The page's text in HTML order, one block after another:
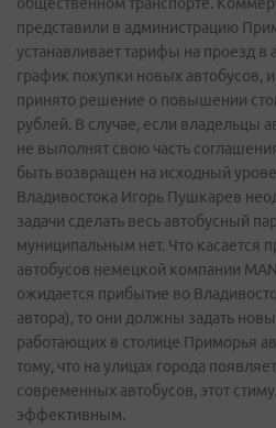
представили в администрацию
устанавливает тарифы на проезд в
график покупки новых автобусов,
принято решение о повышении
рублей. В случае, если владельцы
не выполнят свою часть
быть возвращен на исходный
Владивостока Игорь Пушкарев
задачи сделать весь автобусный
муниципальным нет. Что касается
автобусов немецкой компании
ожидается прибытие во
автора), то они должны задать
работающих в столице Приморья
тому, что на улицах города
современных автобусов, этот
эффективным.